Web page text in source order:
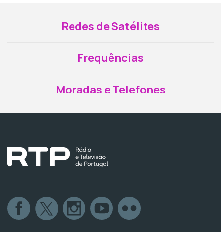
Redes de Satélites
Frequências
Moradas e Telefones